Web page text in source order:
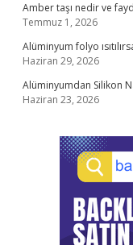
Amber taşı nedir ve
Temmuz 1, 2026
Alüminyum folyo
Haziran 29, 2026
Alüminyumdan Silikon
Haziran 23, 2026